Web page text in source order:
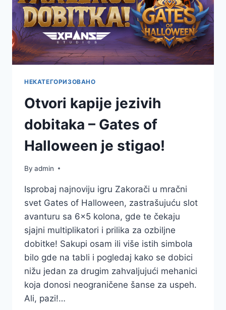
НЕКАТЕГОРИЗОВАНО
Otvori kapije jezivih
dobitaka – Gates of
Halloween je stigao!
By admin
Isprobaj najnoviju igru Zakorači u mračni
svet Gates of Halloween, zastrašujuću slot
avanturu sa 6×5 kolona, gde te čekaju
sjajni multiplikatori i prilika za ozbiljne
dobitke! Sakupi osam ili više istih simbola
bilo gde na tabli i pogledaj kako se dobici
nižu jedan za drugim zahvaljujući mehanici
koja donosi neograničene šanse za uspeh.
Ali, pazi!…